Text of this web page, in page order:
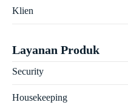
Klien
Layanan Produk
Security
Housekeeping